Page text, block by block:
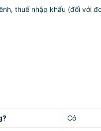
thuế nhập khẩu (đối với
Có